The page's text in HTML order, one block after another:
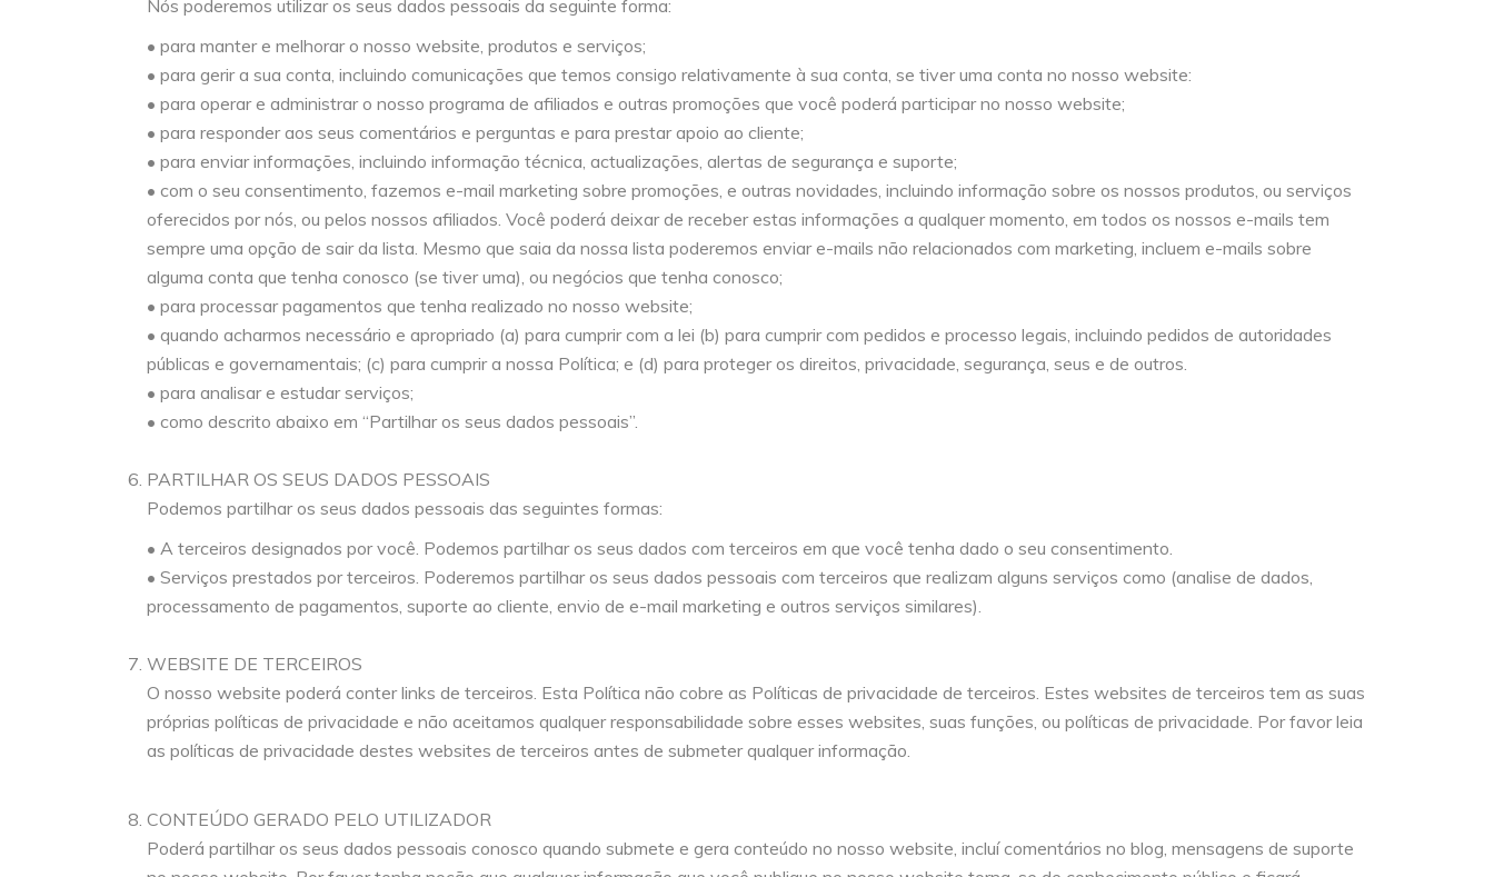
Nós poderemos utilizar os seus dados pessoais da seguinte forma:
• para manter e melhorar o nosso website, produtos e serviços;
• para gerir a sua conta, incluindo comunicações que temos consigo relativamente à sua conta, se tiver uma conta no nosso website:
• para operar e administrar o nosso programa de afiliados e outras promoções que você poderá participar no nosso website;
• para responder aos seus comentários e perguntas e para prestar apoio ao cliente;
• para enviar informações, incluindo informação técnica, actualizações, alertas de segurança e suporte;
• com o seu consentimento, fazemos e-mail marketing sobre promoções, e outras novidades, incluindo informação sobre os nossos produtos, ou serviços
oferecidos por nós, ou pelos nossos afiliados. Você poderá deixar de receber estas informações a qualquer momento, em todos os nossos e-mails tem
sempre uma opção de sair da lista. Mesmo que saia da nossa lista poderemos enviar e-mails não relacionados com marketing, incluem e-mails sobre
alguma conta que tenha conosco (se tiver uma), ou negócios que tenha conosco;
• para processar pagamentos que tenha realizado no nosso website;
• quando acharmos necessário e apropriado (a) para cumprir com a lei (b) para cumprir com pedidos e processo legais, incluindo pedidos de autoridades
públicas e governamentais; (c) para cumprir a nossa Política; e (d) para proteger os direitos, privacidade, segurança, seus e de outros.
• para analisar e estudar serviços;
• como descrito abaixo em “Partilhar os seus dados pessoais”.
PARTILHAR OS SEUS DADOS PESSOAIS
Podemos partilhar os seus dados pessoais das seguintes formas:
• A terceiros designados por você. Podemos partilhar os seus dados com terceiros em que você tenha dado o seu consentimento.
• Serviços prestados por terceiros. Poderemos partilhar os seus dados pessoais com terceiros que realizam alguns serviços como (analise de dados,
processamento de pagamentos, suporte ao cliente, envio de e-mail marketing e outros serviços similares).
WEBSITE DE TERCEIROS
O nosso website poderá conter links de terceiros. Esta Política não cobre as Políticas de privacidade de terceiros. Estes websites de terceiros tem as suas
próprias políticas de privacidade e não aceitamos qualquer responsabilidade sobre esses websites, suas funções, ou políticas de privacidade. Por favor leia
as políticas de privacidade destes websites de terceiros antes de submeter qualquer informação.
CONTEÚDO GERADO PELO UTILIZADOR
Poderá partilhar os seus dados pessoais conosco quando submete e gera conteúdo no nosso website, incluí comentários no blog, mensagens de suporte